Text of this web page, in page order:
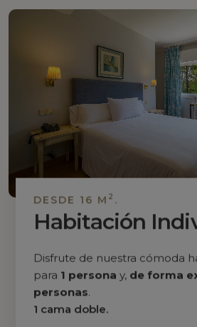
DESDE 16 M 2 .
Habitación
Disfrute de nuestra cómoda
para 1 persona y, de forma
personas.
1 cama doble.